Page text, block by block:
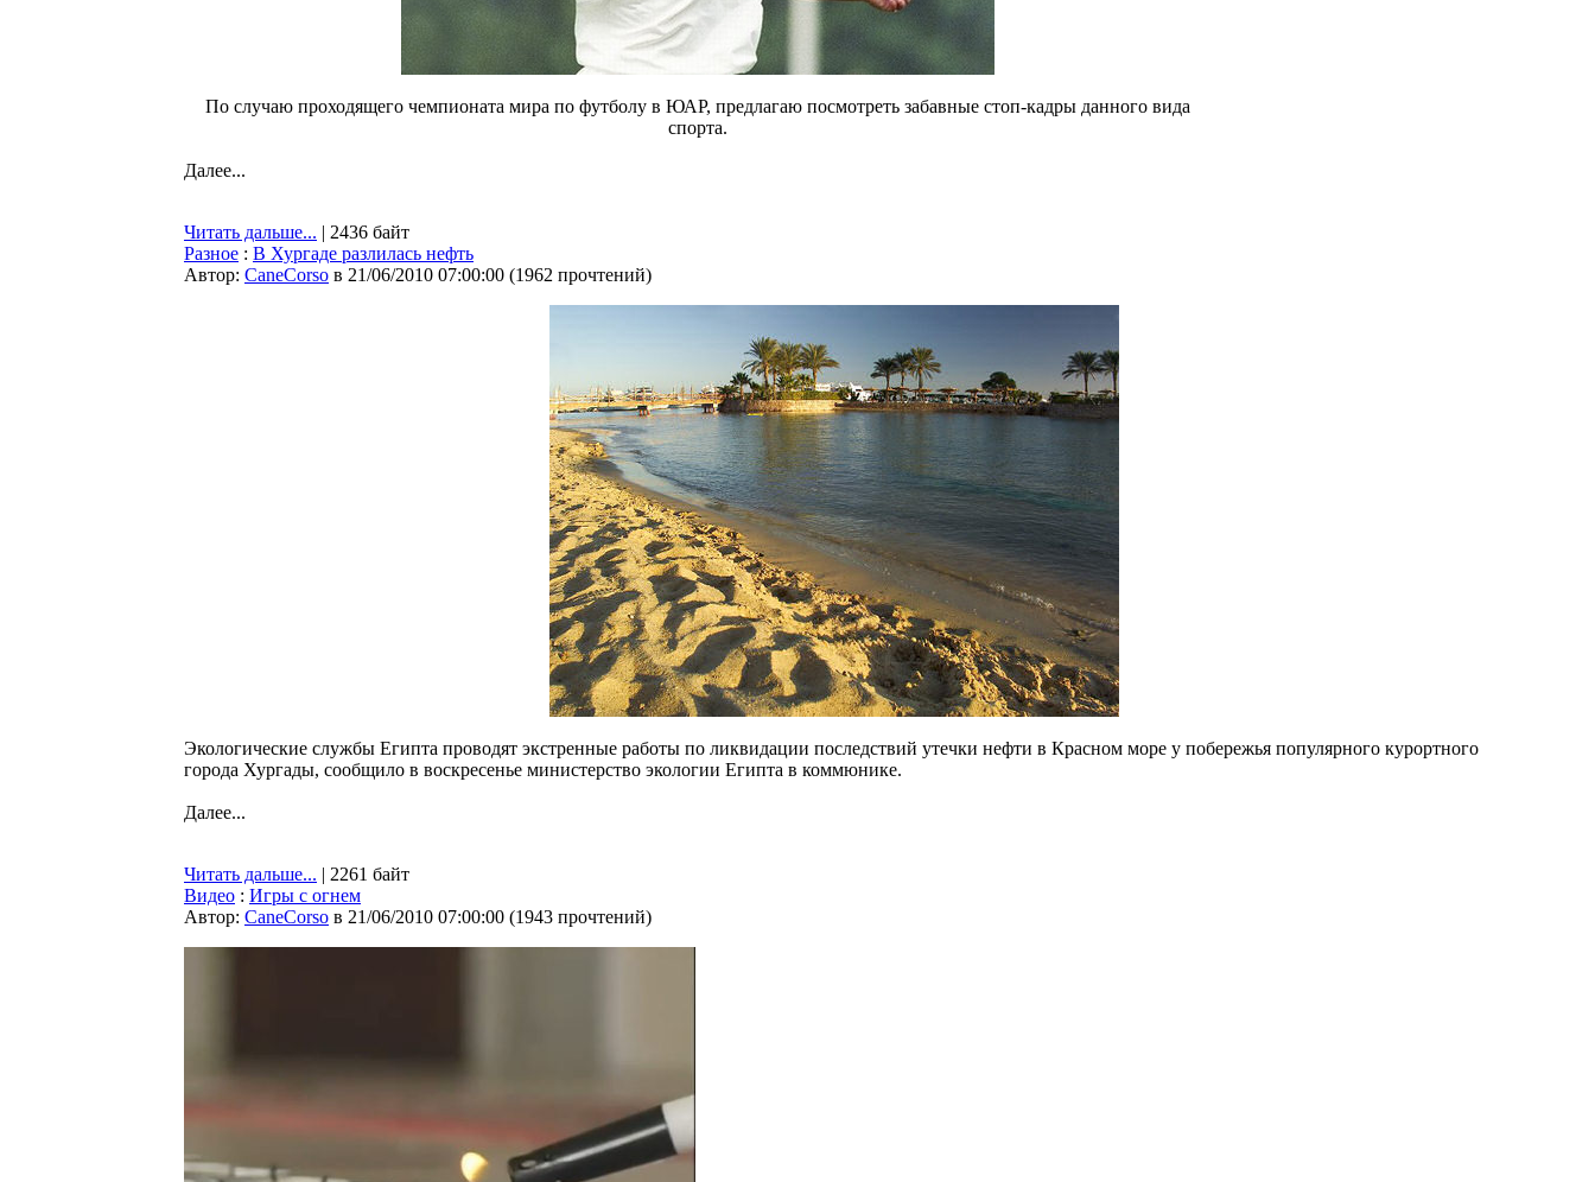
По случаю проходящего чемпионата мира по футболу в ЮАР, предлагаю посмотреть забавные стоп-кадры данного вида
спорта.
Далее...
Читать дальше... | 2436 байт
Разное : В Хургаде разлилась нефть
Автор: CaneCorso в 21/06/2010 07:00:00 (1962 прочтений)
Экологические службы Египта проводят экстренные работы по ликвидации последствий утечки нефти в Красном море у побережья популярного курортного
города Хургады, сообщило в воскресенье министерство экологии Египта в коммюнике.
Далее...
Читать дальше... | 2261 байт
Видео : Игры с огнем
Автор: CaneCorso в 21/06/2010 07:00:00 (1943 прочтений)